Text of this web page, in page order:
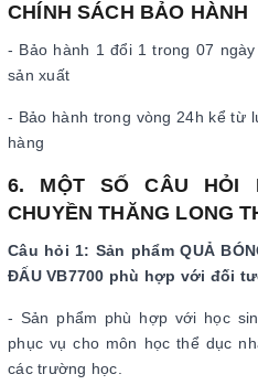
CHÍNH SÁCH BẢO HÀNH
- Bảo hành 1 đổi 1 trong 07
sản xuất
- Bảo hành trong vòng 24h kể từ
hàng
6. MỘT SỐ CÂU HỎI
CHUYỀN THĂNG LONG
Câu hỏi 1: Sản phẩm QUẢ
ĐẤU VB7700 phù hợp với đối
- Sản phẩm phù hợp với học
phục vụ cho môn học thể dục
các trường học.